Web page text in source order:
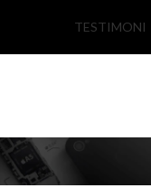
TESTIMONI